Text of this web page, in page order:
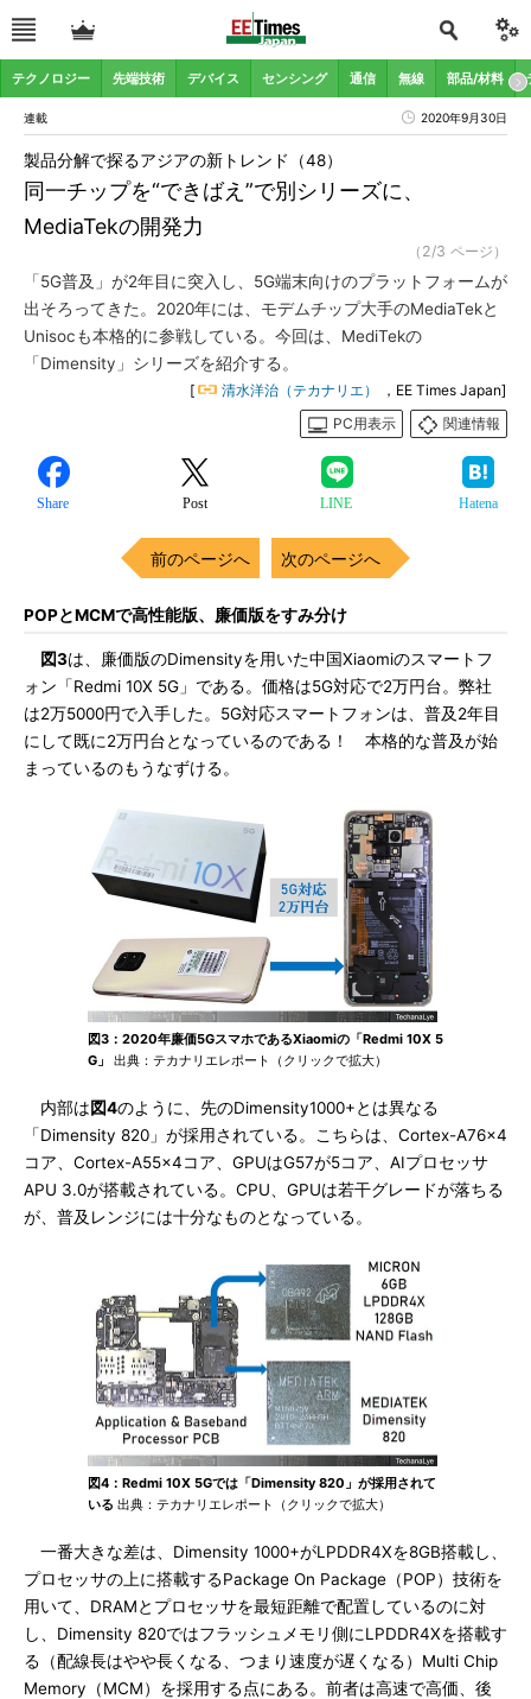
テクノロジー 先端技術 デバイス センシング 通信 無線 部品/材料
連載 2020年9月30日
同一チップを“できばえ”で別シリーズに、
MediaTekの開発力
製品分解で探るアジアの新トレンド（48）
（2/3 ページ）
「5G普及」が2年目に突入し、5G端末向けのプラットフォームが
出そろってきた。2020年には、モデムチップ大手のMediaTekと
Unisocも本格的に参戦している。今回は、MediTekの
「Dimensity」シリーズを紹介する。
[ 清水洋治（テカナリエ）
，EE Times Japan]
PC用表示
関連情報
Share Post LINE Hatena
前のページへ 次のページへ
POPとMCMで高性能版、廉価版をすみ分け
図3は、廉価版のDimensityを用いた中国Xiaomiのスマートフ
ォン「Redmi 10X 5G」である。価格は5G対応で2万円台。弊社
は2万5000円で入手した。5G対応スマートフォンは、普及2年目
にして既に2万円台となっているのである！ 本格的な普及が始
まっているのもうなずける。
図3：2020年廉価5GスマホであるXiaomiの「Redmi 10X 5
G」
出典：テカナリエレポート（クリックで拡大）
内部は図4のように、先のDimensity1000+とは異なる
「Dimensity 820」が採用されている。こちらは、Cortex-A76×4
コア、Cortex-A55×4コア、GPUはG57が5コア、AIプロセッサ
APU 3.0が搭載されている。CPU、GPUは若干グレードが落ちる
が、普及レンジには十分なものとなっている。
図4：Redmi 10X 5Gでは「Dimensity 820」が採用されて
いる 出典：テカナリエレポート（クリックで拡大）
一番大きな差は、Dimensity 1000+がLPDDR4Xを8GB搭載し、
プロセッサの上に搭載するPackage On Package（POP）技術を
用いて、DRAMとプロセッサを最短距離で配置しているのに対
し、Dimensity 820ではフラッシュメモリ側にLPDDR4Xを搭載す
る（配線長はやや長くなる、つまり速度が遅くなる）Multi Chip
Memory（MCM）を採用する点にある。前者は高速で高価、後